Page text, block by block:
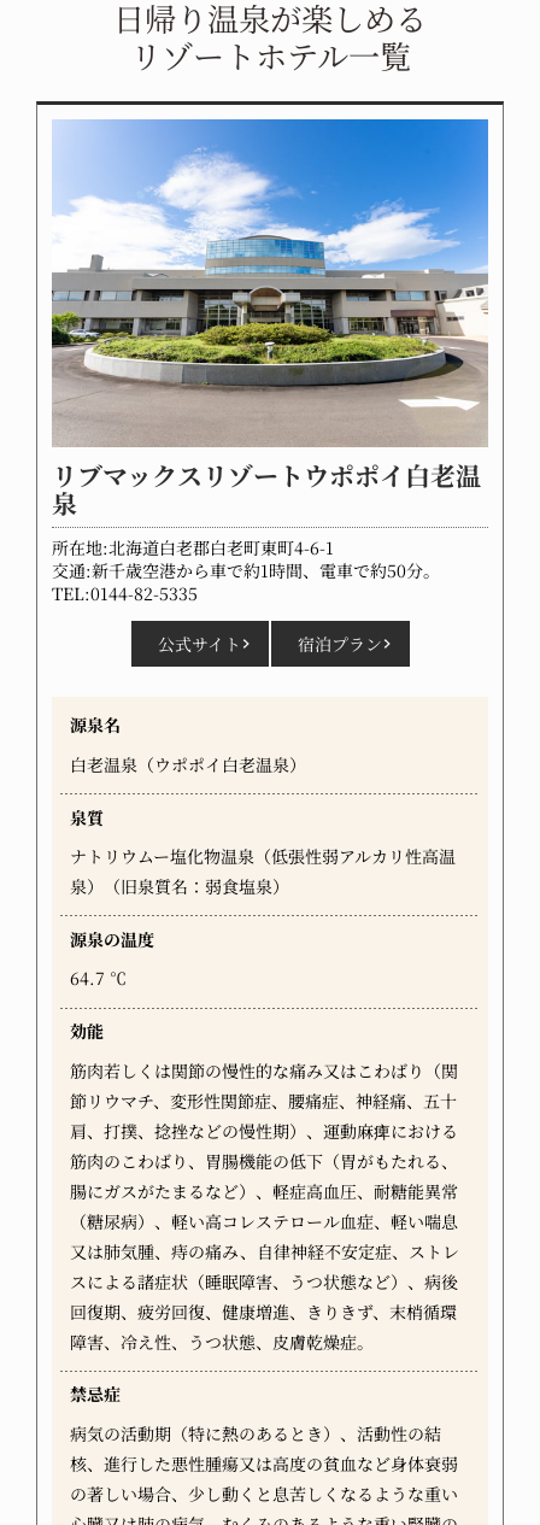
日帰り温泉が楽しめる
リゾートホテル一覧
リブマックスリゾートウポポイ白老温
泉
所在地:北海道白老郡白老町東町4-6-1
交通:新千歳空港から車で約1時間、電車で約50分。
TEL:0144-82-5335
公式サイト 宿泊プラン
源泉名
白老温泉（ウポポイ白老温泉）
泉質
ナトリウムー塩化物温泉（低張性弱アルカリ性高温
泉）（旧泉質名：弱食塩泉）
源泉の温度
64.7 ℃
効能
筋肉若しくは関節の慢性的な痛み又はこわばり（関
節リウマチ、変形性関節症、腰痛症、神経痛、五十
肩、打撲、捻挫などの慢性期）、運動麻痺における
筋肉のこわばり、胃腸機能の低下（胃がもたれる、
腸にガスがたまるなど）、軽症高血圧、耐糖能異常
（糖尿病）、軽い高コレステロール血症、軽い喘息
又は肺気腫、痔の痛み、自律神経不安定症、ストレ
スによる諸症状（睡眠障害、うつ状態など）、病後
回復期、疲労回復、健康増進、きりきず、末梢循環
障害、冷え性、うつ状態、皮膚乾燥症。
禁忌症
病気の活動期（特に熱のあるとき）、活動性の結
核、進行した悪性腫瘍又は高度の貧血など身体衰弱
の著しい場合、少し動くと息苦しくなるような重い